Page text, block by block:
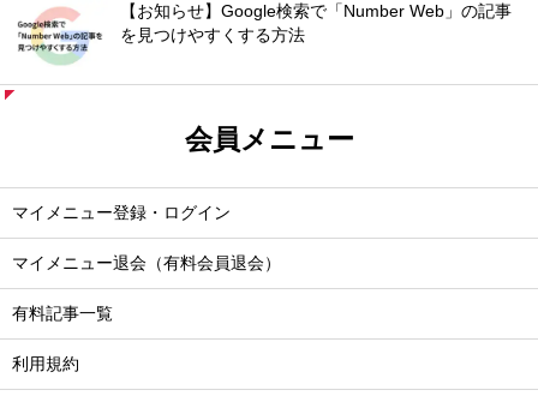
【お知らせ】Google検索で「Number Web」の記事
を見つけやすくする方法
会員メニュー
マイメニュー登録・ログイン
マイメニュー退会（有料会員退会）
有料記事一覧
利用規約